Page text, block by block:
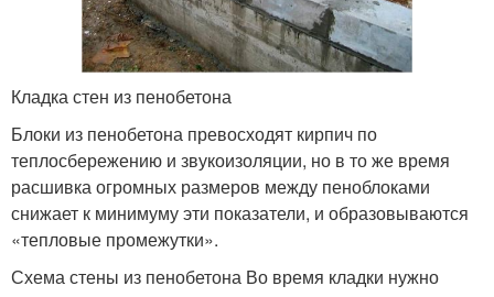
Кладка стен из пенобетона
Блоки из пенобетона превосходят кирпич по
теплосбережению и звукоизоляции, но в то же время
расшивка огромных размеров между пеноблоками
снижает к минимуму эти показатели, и образовываются
«тепловые промежутки».
Схема стены из пенобетона Во время кладки нужно